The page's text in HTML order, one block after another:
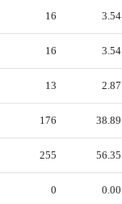
16 3.54
16 3.54
13 2.87
176 38.89
255 56.35
0 0.00